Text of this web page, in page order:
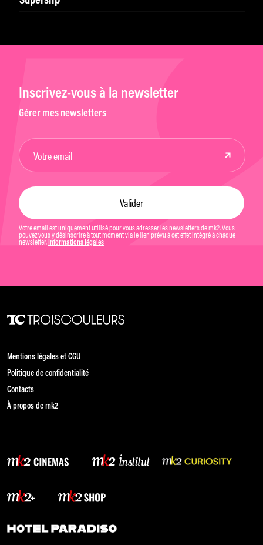
Inscrivez-vous à la newsletter
Gérer mes newsletters
Votre email est uniquement utilisé pour vous adresser les newsletters de mk2. Vous
pouvez vous y désinscrire à tout moment via le lien prévu à cet effet intégré à chaque
newsletter. Informations légales
Mentions légales et CGU
Politique de confidentialité
Contacts
À propos de mk2